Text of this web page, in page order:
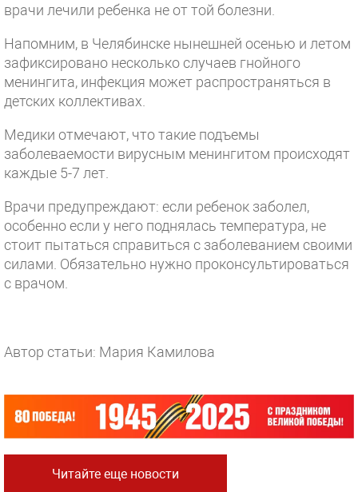
врачи лечили ребенка не от той болезни.
Напомним, в Челябинске нынешней осенью и летом
зафиксировано несколько случаев гнойного
менингита, инфекция может распространяться в
детских коллективах.
Медики отмечают, что такие подъемы
заболеваемости вирусным менингитом происходят
каждые 5-7 лет.
Врачи предупреждают: если ребенок заболел,
особенно если у него поднялась температура, не
стоит пытаться справиться с заболеванием своими
силами. Обязательно нужно проконсультироваться
с врачом.
Автор статьи: Мария Камилова
Читайте еще новости